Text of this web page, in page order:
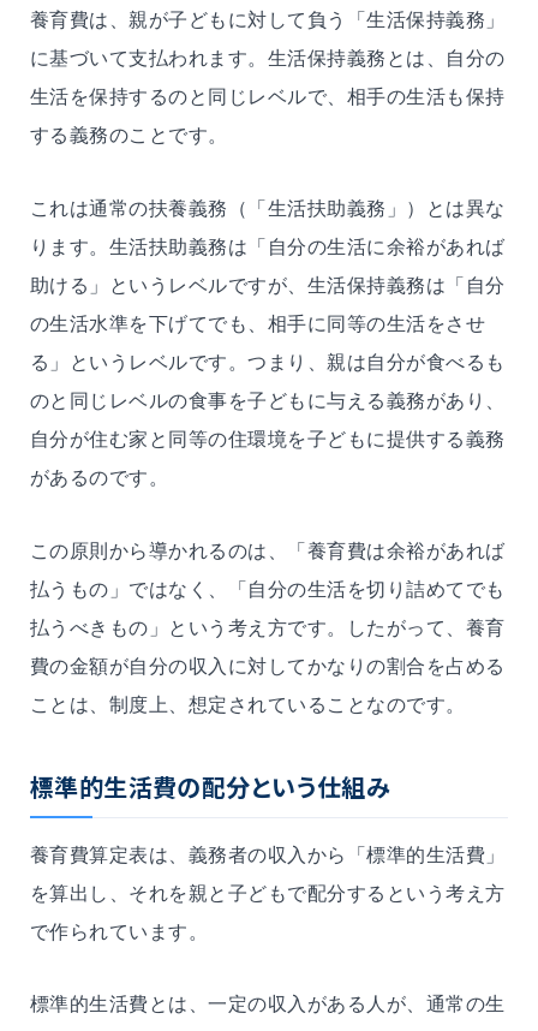
養育費は、親が子どもに対して負う「生活保持義務」
に基づいて支払われます。生活保持義務とは、自分の
生活を保持するのと同じレベルで、相手の生活も保持
する義務のことです。
これは通常の扶養義務（「生活扶助義務」）とは異な
ります。生活扶助義務は「自分の生活に余裕があれば
助ける」というレベルですが、生活保持義務は「自分
の生活水準を下げてでも、相手に同等の生活をさせ
る」というレベルです。つまり、親は自分が食べるも
のと同じレベルの食事を子どもに与える義務があり、
自分が住む家と同等の住環境を子どもに提供する義務
があるのです。
この原則から導かれるのは、「養育費は余裕があれば
払うもの」ではなく、「自分の生活を切り詰めてでも
払うべきもの」という考え方です。したがって、養育
費の金額が自分の収入に対してかなりの割合を占める
ことは、制度上、想定されていることなのです。
標準的生活費の配分という仕組み
養育費算定表は、義務者の収入から「標準的生活費」
を算出し、それを親と子どもで配分するという考え方
で作られています。
標準的生活費とは、一定の収入がある人が、通常の生